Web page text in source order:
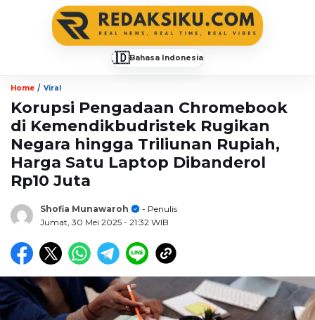
🇮🇩Bahasa Indonesia
Home / Viral
Korupsi Pengadaan Chromebook
di Kemendikbudristek Rugikan
Negara hingga Triliunan Rupiah,
Harga Satu Laptop Dibanderol
Rp10 Juta
Shofia Munawaroh
- Penulis
Jumat, 30 Mei 2025 - 21:32 WIB